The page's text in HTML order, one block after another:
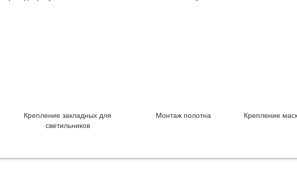
Крепление закладных для
светильников
Монтаж полотна Крепление